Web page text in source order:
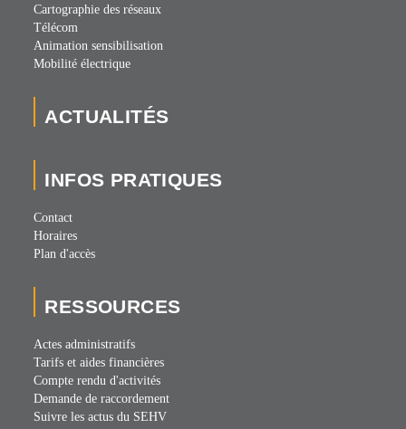
Cartographie des réseaux
Télécom
Animation sensibilisation
Mobilité électrique
ACTUALITÉS
INFOS PRATIQUES
Contact
Horaires
Plan d'accès
RESSOURCES
Actes administratifs
Tarifs et aides financières
Compte rendu d'activités
Demande de raccordement
Suivre les actus du SEHV